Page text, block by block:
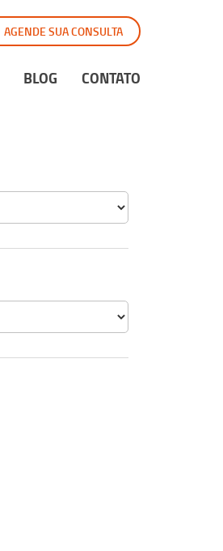
AGENDE SUA CONSULTA
BLOG CONTATO